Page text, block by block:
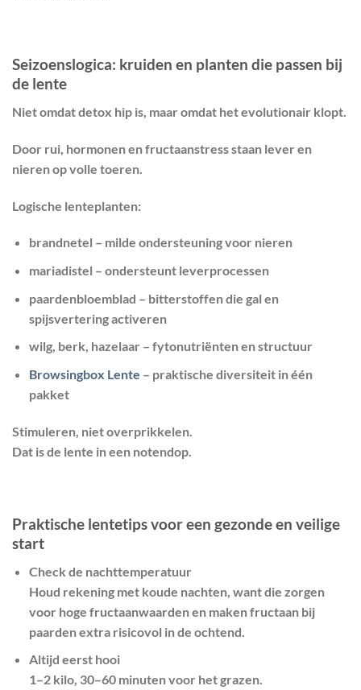
Seizoenslogica: kruiden en planten die passen bij
de lente
Niet omdat detox hip is, maar omdat het evolutionair klopt.
Door rui, hormonen en fructaanstress staan lever en
nieren op volle toeren.
Logische lenteplanten:
brandnetel – milde ondersteuning voor nieren
mariadistel – ondersteunt leverprocessen
paardenbloemblad – bitterstoffen die gal en
spijsvertering activeren
wilg, berk, hazelaar – fytonutriënten en structuur
Browsingbox Lente – praktische diversiteit in één
pakket
Stimuleren, niet overprikkelen.
Dat is de lente in een notendop.
Praktische lentetips voor een gezonde en veilige
start
Check de nachttemperatuur
Houd rekening met koude nachten, want die zorgen
voor hoge fructaanwaarden en maken fructaan bij
paarden extra risicovol in de ochtend.
Altijd eerst hooi
1–2 kilo, 30–60 minuten voor het grazen.